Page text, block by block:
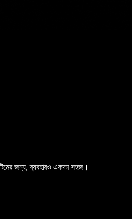
জন্য, ব্যবহারও একদম সহজ।